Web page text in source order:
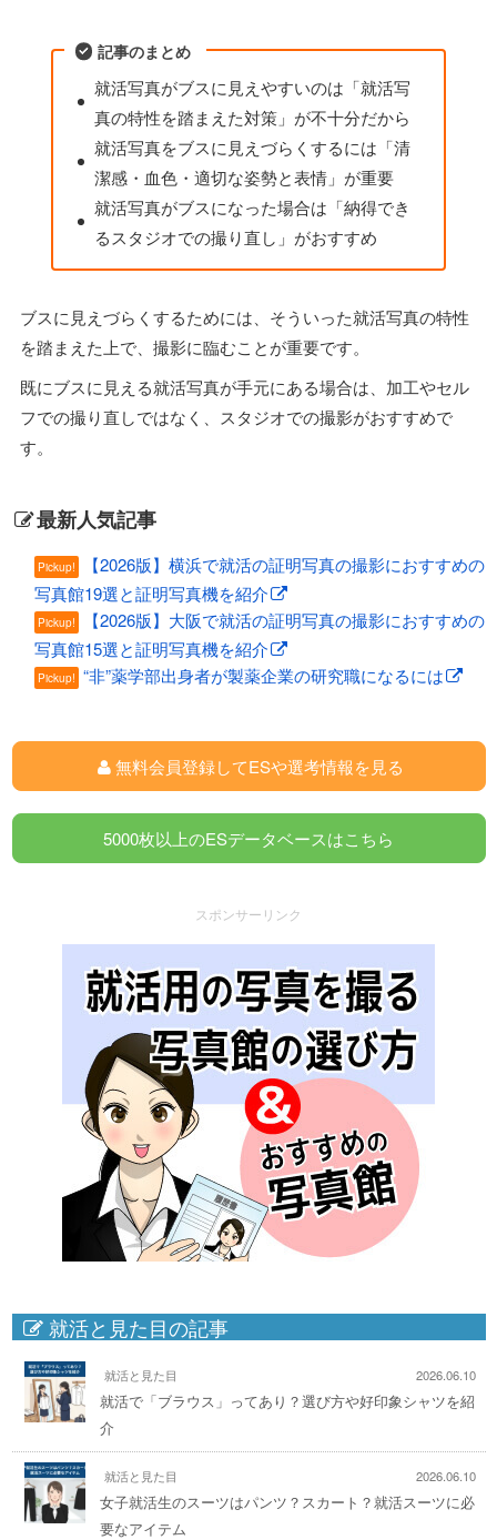
記事のまとめ
就活写真がブスに見えやすいのは「就活写
真の特性を踏まえた対策」が不十分だから
就活写真をブスに見えづらくするには「清
潔感・血色・適切な姿勢と表情」が重要
就活写真がブスになった場合は「納得でき
るスタジオでの撮り直し」がおすすめ
ブスに見えづらくするためには、そういった就活写真の特性
を踏まえた上で、撮影に臨むことが重要です。
既にブスに見える就活写真が手元にある場合は、加工やセル
フでの撮り直しではなく、スタジオでの撮影がおすすめで
す。
最新人気記事
Pickup!
【2026版】横浜で就活の証明写真の撮影におすすめの
写真館19選と証明写真機を紹介
Pickup!
【2026版】大阪で就活の証明写真の撮影におすすめの
写真館15選と証明写真機を紹介
Pickup! “非”薬学部出身者が製薬企業の研究職になるには
無料会員登録してESや選考情報を見る
5000枚以上のESデータベースはこちら
スポンサーリンク
就活と見た目の記事
就活と見た目 2026.06.10
就活で「ブラウス」ってあり？選び方や好印象シャツを紹
介
就活と見た目 2026.06.10
女子就活生のスーツはパンツ？スカート？就活スーツに必
要なアイテム